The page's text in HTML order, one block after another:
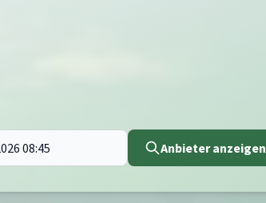
Anbieter anzeigen